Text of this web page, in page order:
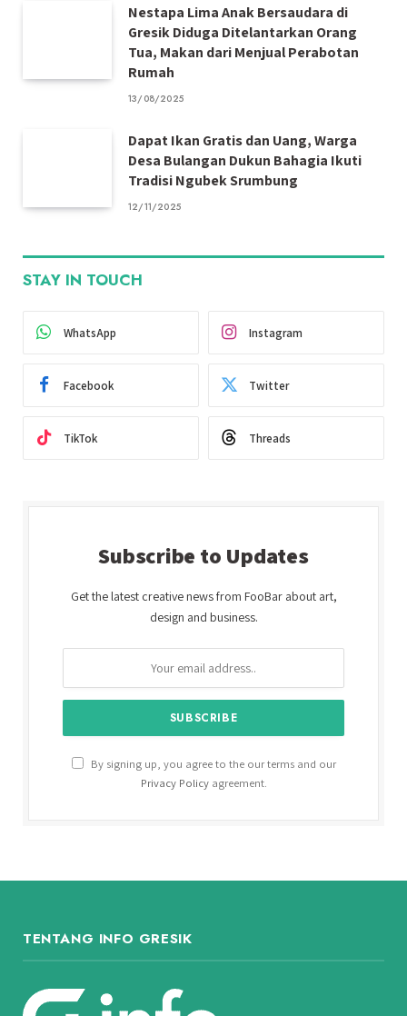
Nestapa Lima Anak Bersaudara di
Gresik Diduga Ditelantarkan Orang
Tua, Makan dari Menjual Perabotan
Rumah
13/08/2025
Dapat Ikan Gratis dan Uang, Warga
Desa Bulangan Dukun Bahagia Ikuti
Tradisi Ngubek Srumbung
12/11/2025
STAY IN TOUCH
WhatsApp Instagram
Facebook Twitter
TikTok Threads
Subscribe to Updates
Get the latest creative news from FooBar about art,
design and business.
By signing up, you agree to the our terms and our
Privacy Policyagreement.
TENTANG INFO GRESIK